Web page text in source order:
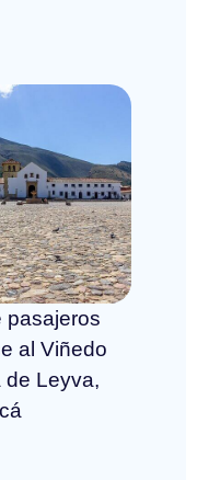
pasajeros
al Viñedo
de Leyva,